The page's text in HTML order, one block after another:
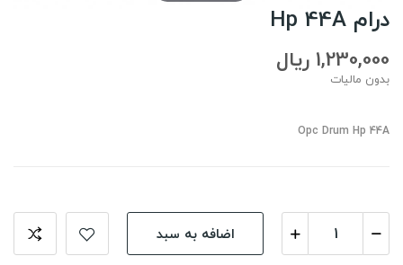
درام Hp 44A
1,230,000 ریال
بدون مالیات
Opc Drum Hp 44A
اضافه به سبد